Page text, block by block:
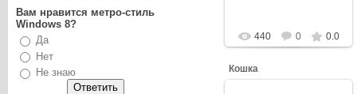
Вам нравится метро-стиль
Windows 8?
Да
Нет
Не знаю
440 0 0.0
Кошка